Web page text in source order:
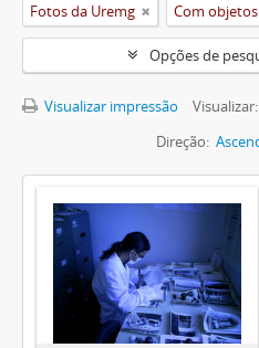
Fotos da Uremg Com
Opções de
Visualizar impressão
Visualizar:
Direção: